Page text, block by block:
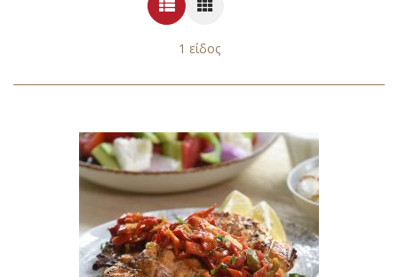
ΛίσταΠλέγμα
1 είδος